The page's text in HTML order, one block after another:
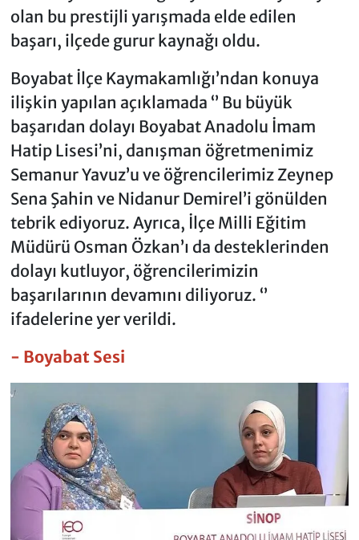
olan bu prestijli yarışmada elde edilen
başarı, ilçede gurur kaynağı oldu.
Boyabat İlçe Kaymakamlığı’ndan konuya
ilişkin yapılan açıklamada ‘’ Bu büyük
başarıdan dolayı Boyabat Anadolu İmam
Hatip Lisesi’ni, danışman öğretmenimiz
Semanur Yavuz’u ve öğrencilerimiz Zeynep
Sena Şahin ve Nidanur Demirel’i gönülden
tebrik ediyoruz. Ayrıca, İlçe Milli Eğitim
Müdürü Osman Özkan’ı da desteklerinden
dolayı kutluyor, öğrencilerimizin
başarılarının devamını diliyoruz. ‘’
ifadelerine yer verildi.
- Boyabat Sesi